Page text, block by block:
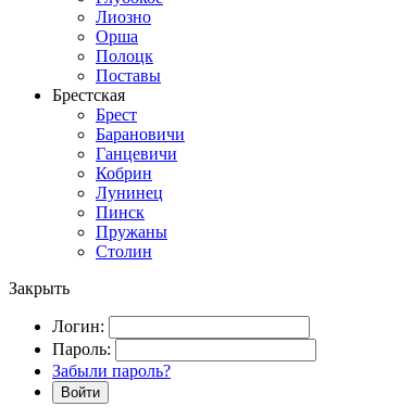
Лиозно
Орша
Полоцк
Поставы
Брестская
Брест
Барановичи
Ганцевичи
Кобрин
Лунинец
Пинск
Пружаны
Столин
Закрыть
Логин:
Пароль:
Забыли пароль?
Войти